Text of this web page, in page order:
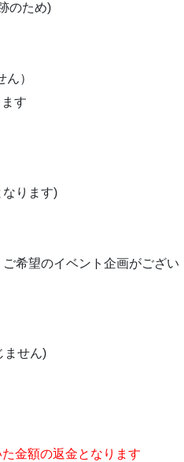
のため)
）
す
ります)
希望のイベント企画がござい
ません)
金額の返金となります